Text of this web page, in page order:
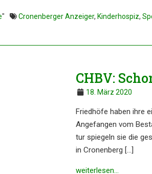
" Cronenberger Anzeiger, Kinderhospiz,
CHBV:
18. März 2020
Fried­hö­fe haben ihre
Angefan­gen vom
tur spiegeln sie die
in Cronen­berg […]
weiter­le­sen…